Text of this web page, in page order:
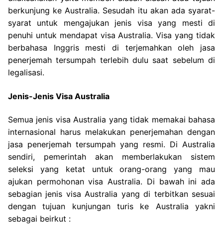
berkunjung ke Australia. Sesudah itu akan ada syarat-
syarat untuk mengajukan jenis visa yang mesti di
penuhi untuk mendapat visa Australia. Visa yang tidak
berbahasa Inggris mesti di terjemahkan oleh jasa
penerjemah tersumpah terlebih dulu saat sebelum di
legalisasi.
Jenis-Jenis Visa Australia
Semua jenis visa Australia yang tidak memakai bahasa
internasional harus melakukan penerjemahan dengan
jasa penerjemah tersumpah yang resmi. Di Australia
sendiri, pemerintah akan memberlakukan sistem
seleksi yang ketat untuk orang-orang yang mau
ajukan permohonan visa Australia. Di bawah ini ada
sebagian jenis visa Australia yang di terbitkan sesuai
dengan tujuan kunjungan turis ke Australia yakni
sebagai beirkut :